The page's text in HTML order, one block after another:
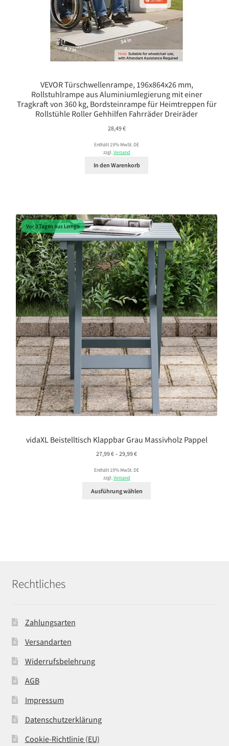
VEVOR Türschwellenrampe, 196x864x26 mm,
Rollstuhlrampe aus Aluminiumlegierung mit einer
Tragkraft von 360 kg, Bordsteinrampe für Heimtreppen für
Rollstühle Roller Gehhilfen Fahrräder Dreiräder
28,49€
Enthält 19% MwSt. DE
zzgl.Versand
In den Warenkorb
Vor 3 Tagen aus Lemgo
vidaXL Beistelltisch Klappbar Grau Massivholz Pappel
27,99€– 29,99€Preisspanne:
bis
Enthält 19% MwSt. DE
zzgl.Versand
Ausführung wählen
Rechtliches
Zahlungsarten
Versandarten
Widerrufsbelehrung
AGB
Impressum
Datenschutzerklärung
Cookie-Richtlinie (EU)